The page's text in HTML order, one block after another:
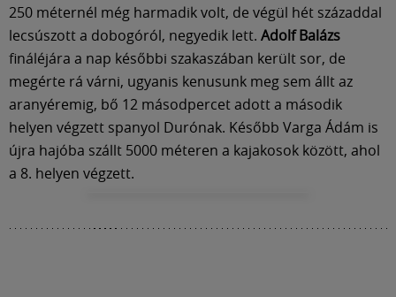
250 méternél még harmadik volt, de végül hét századdal
lecsúszott a dobogóról, negyedik lett. Adolf Balázs
fináléjára a nap későbbi szakaszában került sor, de
megérte rá várni, ugyanis kenusunk meg sem állt az
aranyéremig, bő 12 másodpercet adott a második
helyen végzett spanyol Durónak. Később Varga Ádám is
újra hajóba szállt 5000 méteren a kajakosok között, ahol
a 8. helyen végzett.